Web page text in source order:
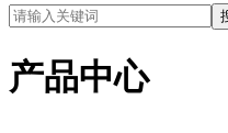
产品中心